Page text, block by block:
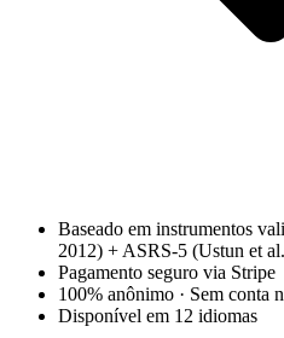
Baseado em instrumentos
2012) + ASRS-5 (Ustun et
Pagamento seguro via Stripe
100% anônimo · Sem conta
Disponível em 12 idiomas